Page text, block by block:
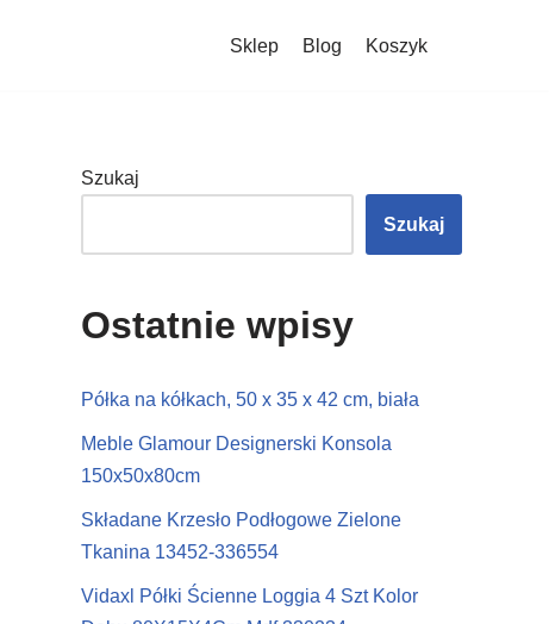
Sklep Blog Koszyk
Szukaj
Szukaj
Ostatnie wpisy
Półka na kółkach, 50 x 35 x 42 cm, biała
Meble Glamour Designerski Konsola
150x50x80cm
Składane Krzesło Podłogowe Zielone
Tkanina 13452-336554
Vidaxl Półki Ścienne Loggia 4 Szt Kolor